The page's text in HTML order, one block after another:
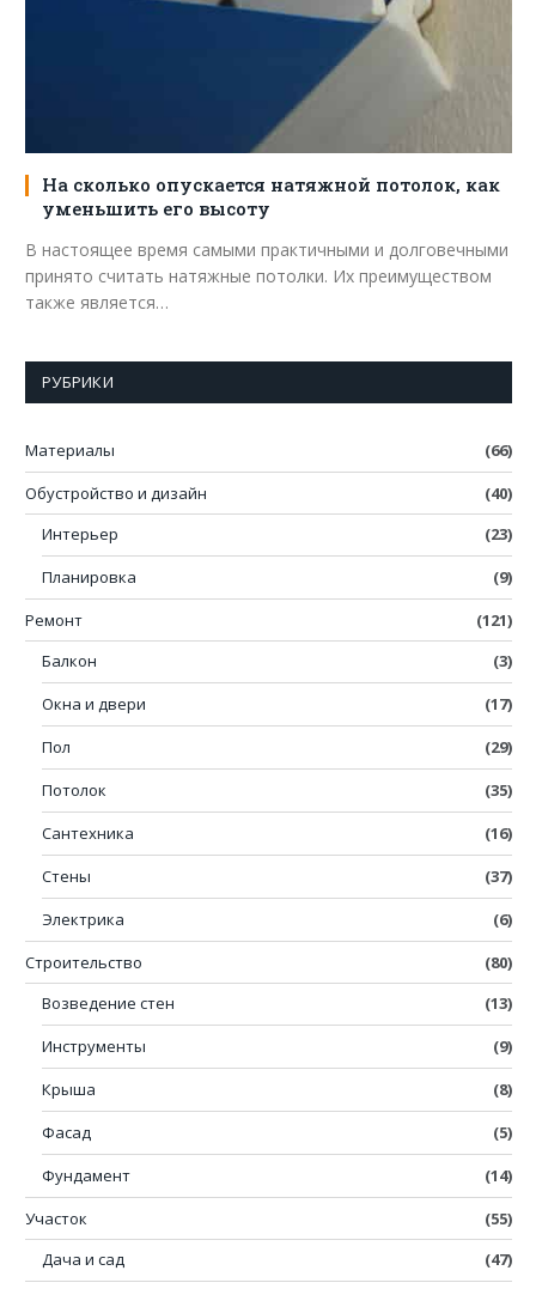
На сколько опускается натяжной потолок, как
уменьшить его высоту
В настоящее время самыми практичными и долговечными
принято считать натяжные потолки. Их преимуществом
также является…
РУБРИКИ
Материалы
(66)
Обустройство и дизайн
(40)
Интерьер
(23)
Планировка
(9)
Ремонт
(121)
Балкон
(3)
Окна и двери
(17)
Пол
(29)
Потолок
(35)
Сантехника
(16)
Стены
(37)
Электрика
(6)
Строительство
(80)
Возведение стен
(13)
Инструменты
(9)
Крыша
(8)
Фасад
(5)
Фундамент
(14)
Участок
(55)
Дача и сад
(47)